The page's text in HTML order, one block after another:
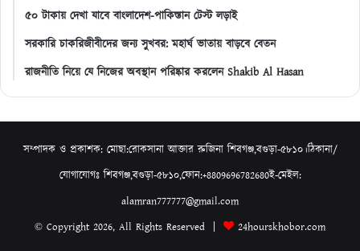
৫০ টাকায় দেখা যাবে বাংলাদেশ-পাকিস্তান টেস্ট লড়াই
সরকারি চাকরিজীবীদের জন্য সুখবর: মহার্ঘ ভাতায় বাড়বে বেতন
রাজনীতি নিয়ে যে নিজের অবস্থান পরিষ্কার করলেন Shakib Al Hasan
সম্পাদক ও প্রকাশক: মোছা:রোকসানা আক্তার রুজিনা শিবগঞ্জ,বগুড়া-৫৮১০।ঠিকানা/
যোগাযোগঃ শিবগঞ্জ,বগুড়া-৫৮১০,ফোন:+8809696782680ই-মেইল:
alamran777777@gmail.com
© Copyright 2026, All Rights Reserved |
24hourskhobor.com